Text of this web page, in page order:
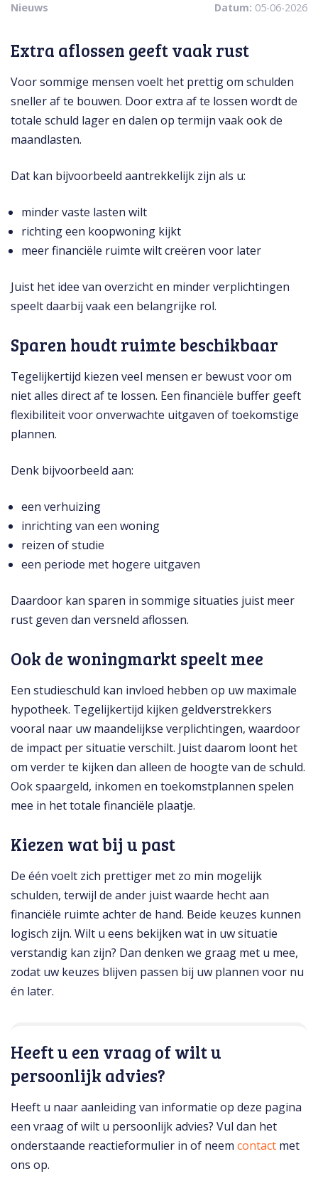
Nieuws Datum: 05-06-2026
Extra aflossen geeft vaak rust
Voor sommige mensen voelt het prettig om schulden
sneller af te bouwen. Door extra af te lossen wordt de
totale schuld lager en dalen op termijn vaak ook de
maandlasten.
Dat kan bijvoorbeeld aantrekkelijk zijn als u:
minder vaste lasten wilt
richting een koopwoning kijkt
meer financiële ruimte wilt creëren voor later
Juist het idee van overzicht en minder verplichtingen
speelt daarbij vaak een belangrijke rol.
Sparen houdt ruimte beschikbaar
Tegelijkertijd kiezen veel mensen er bewust voor om
niet alles direct af te lossen. Een financiële buffer geeft
flexibiliteit voor onverwachte uitgaven of toekomstige
plannen.
Denk bijvoorbeeld aan:
een verhuizing
inrichting van een woning
reizen of studie
een periode met hogere uitgaven
Daardoor kan sparen in sommige situaties juist meer
rust geven dan versneld aflossen.
Ook de woningmarkt speelt mee
Een studieschuld kan invloed hebben op uw maximale
hypotheek. Tegelijkertijd kijken geldverstrekkers
vooral naar uw maandelijkse verplichtingen, waardoor
de impact per situatie verschilt. Juist daarom loont het
om verder te kijken dan alleen de hoogte van de schuld.
Ook spaargeld, inkomen en toekomstplannen spelen
mee in het totale financiële plaatje.
Kiezen wat bij u past
De één voelt zich prettiger met zo min mogelijk
schulden, terwijl de ander juist waarde hecht aan
financiële ruimte achter de hand. Beide keuzes kunnen
logisch zijn. Wilt u eens bekijken wat in uw situatie
verstandig kan zijn? Dan denken we graag met u mee,
zodat uw keuzes blijven passen bij uw plannen voor nu
én later.
Heeft u een vraag of wilt u
persoonlijk advies?
Heeft u naar aanleiding van informatie op deze pagina
een vraag of wilt u persoonlijk advies? Vul dan het
onderstaande reactieformulier in of neem contact met
ons op.